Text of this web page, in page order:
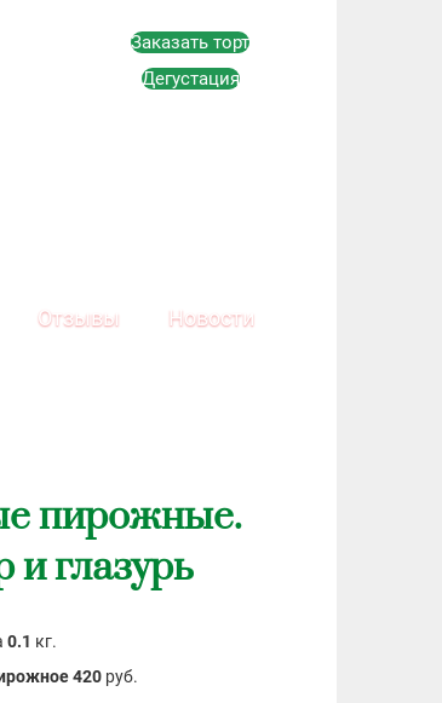
Заказать торт
Дегустация
Отзывы Новости
пирожные.
глазурь
0.1 кг.
420 руб.